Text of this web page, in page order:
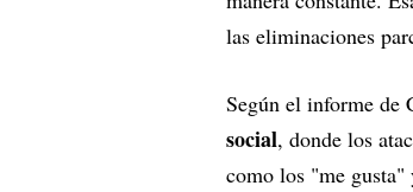
las eliminaciones
Según el informe de
social, donde los
como los "me